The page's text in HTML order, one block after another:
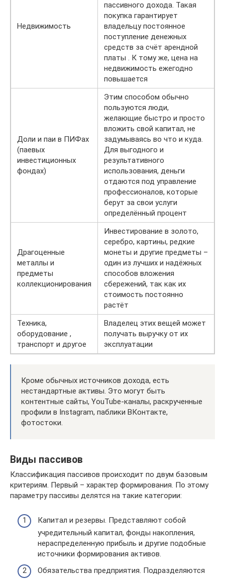
Недвижимость
пассивного дохода. Такая
покупка гарантирует
владельцу постоянное
поступление денежных
средств за счёт арендной
платы . К тому же, цена на
недвижимость ежегодно
повышается
Доли и паи в ПИФах
(паевых
инвестиционных
фондах)
Этим способом обычно
пользуются люди,
желающие быстро и просто
вложить свой капитал, не
задумываясь во что и куда.
Для выгодного и
результативного
использования, деньги
отдаются под управление
профессионалов, которые
берут за свои услуги
определённый процент
Драгоценные
металлы и
предметы
коллекционирования
Инвестирование в золото,
серебро, картины, редкие
монеты и другие предметы –
один из лучших и надёжных
способов вложения
сбережений, так как их
стоимость постоянно
растёт
Техника,
оборудование ,
транспорт и другое
Владелец этих вещей может
получать выручку от их
эксплуатации
Кроме обычных источников дохода, есть
нестандартные активы. Это могут быть
контентные сайты, YouTube-каналы, раскрученные
профили в Instagram, паблики ВКонтакте,
фотостоки.
Виды пассивов
Классификация пассивов происходит по двум базовым
критериям. Первый – характер формирования. По этому
параметру пассивы делятся на такие категории:
Капитал и резервы. Представляют собой
учредительный капитал, фонды накопления,
нераспределенную прибыль и другие подобные
источники формирования активов.
Обязательства предприятия. Подразделяются